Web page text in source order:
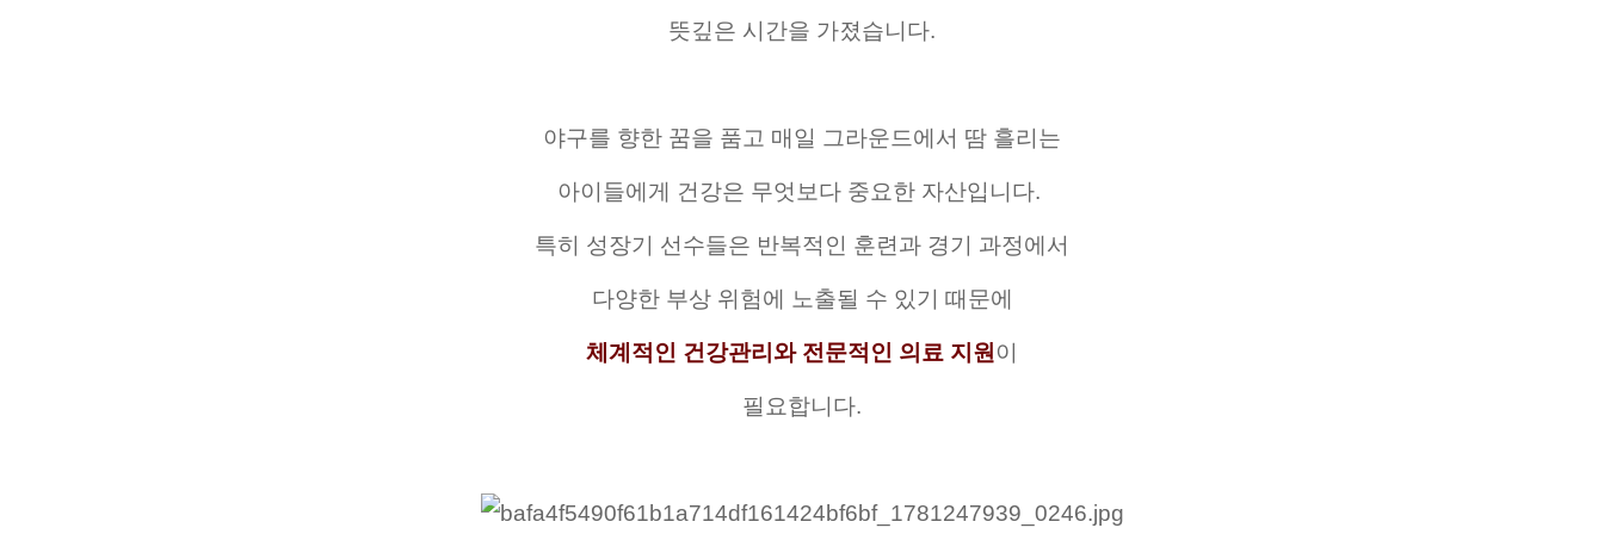
뜻깊은 시간을 가졌습니다.
야구를 향한 꿈을 품고 매일 그라운드에서 땀 흘리는
아이들에게 건강은 무엇보다 중요한 자산입니다.
특히 성장기 선수들은 반복적인 훈련과 경기 과정에서
다양한 부상 위험에 노출될 수 있기 때문에
체계적인 건강관리와 전문적인 의료 지원 이
필요합니다.